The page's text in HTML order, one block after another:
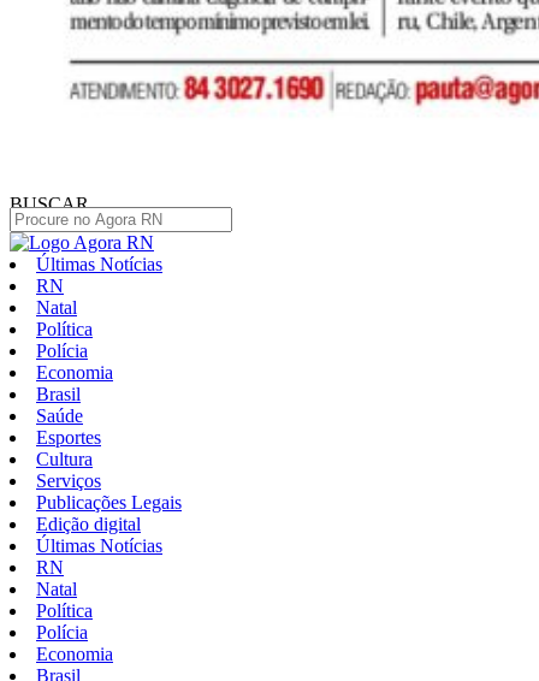
BUSCAR
Últimas Notícias
RN
Natal
Política
Polícia
Economia
Brasil
Saúde
Esportes
Cultura
Serviços
Publicações Legais
Edição digital
Últimas Notícias
RN
Natal
Política
Polícia
Economia
Brasil